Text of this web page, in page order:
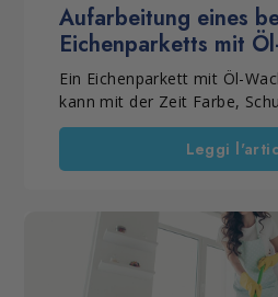
Aufarbeitung eines
Eichenparketts mit
Imprägnierung
Ein Eichenparkett mit Öl-
kann mit der Zeit Farbe,
Gleichmäßigkeit verlieren.
einer falschen Pflege oder
Produkten. Dennoch muss
tragfähig ist, kann eine
Restaurierung die
So bleibt die natürliche
verlängert sich die
Leggi